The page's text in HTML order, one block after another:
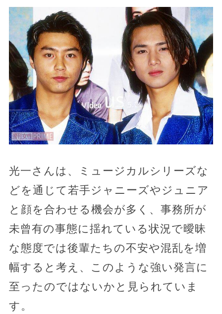
光一さんは、ミュージカルシリーズな
どを通じて若手ジャニーズやジュニア
と顔を合わせる機会が多く、事務所が
未曾有の事態に揺れている状況で曖昧
な態度では後輩たちの不安や混乱を増
幅すると考え、このような強い発言に
至ったのではないかと見られていま
す。